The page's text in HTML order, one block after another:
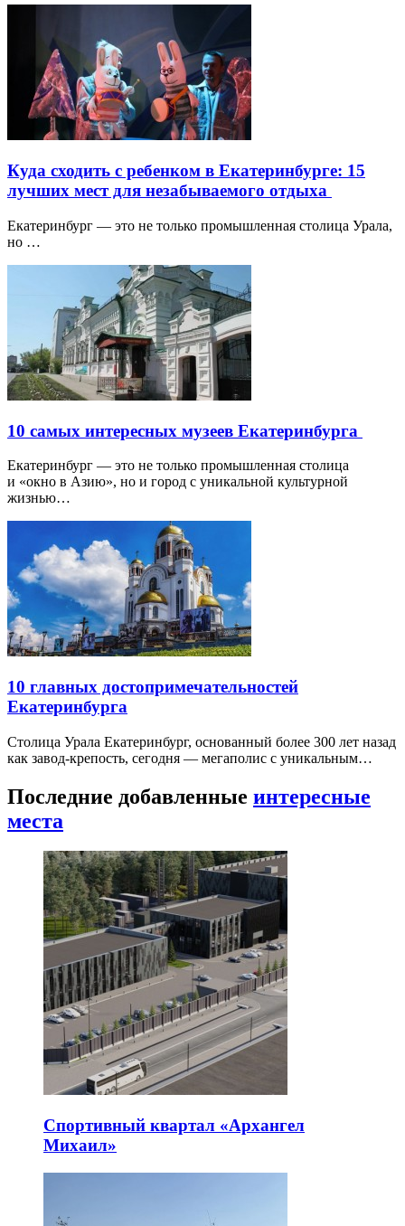
Куда сходить с ребенком в Екатеринбурге: 15
лучших мест для незабываемого отдыха
Екатеринбург — это не только промышленная столица Урала,
но …
10 самых интересных музеев Екатеринбурга
Екатеринбург — это не только промышленная столица
и «окно в Азию», но и город с уникальной культурной
жизнью…
10 главных достопримечательностей
Екатеринбурга
Столица Урала Екатеринбург, основанный более 300 лет назад
как завод-крепость, сегодня — мегаполис с уникальным…
Последние добавленные интересные
места
Спортивный квартал «Архангел
Михаил»